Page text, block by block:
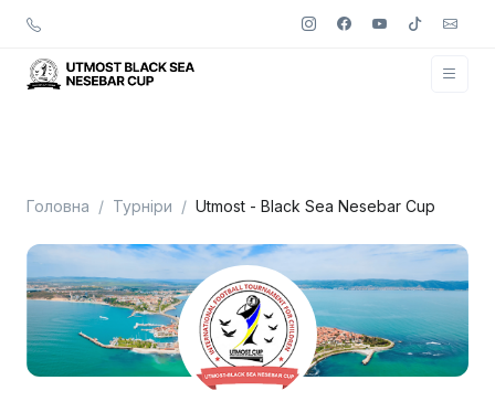
Головна Турніри Utmost - Black Sea Nesebar Cup